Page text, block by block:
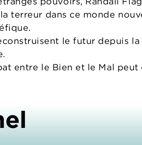
terreur dans ce monde
le futur depuis
entre le Bien et le Mal peut